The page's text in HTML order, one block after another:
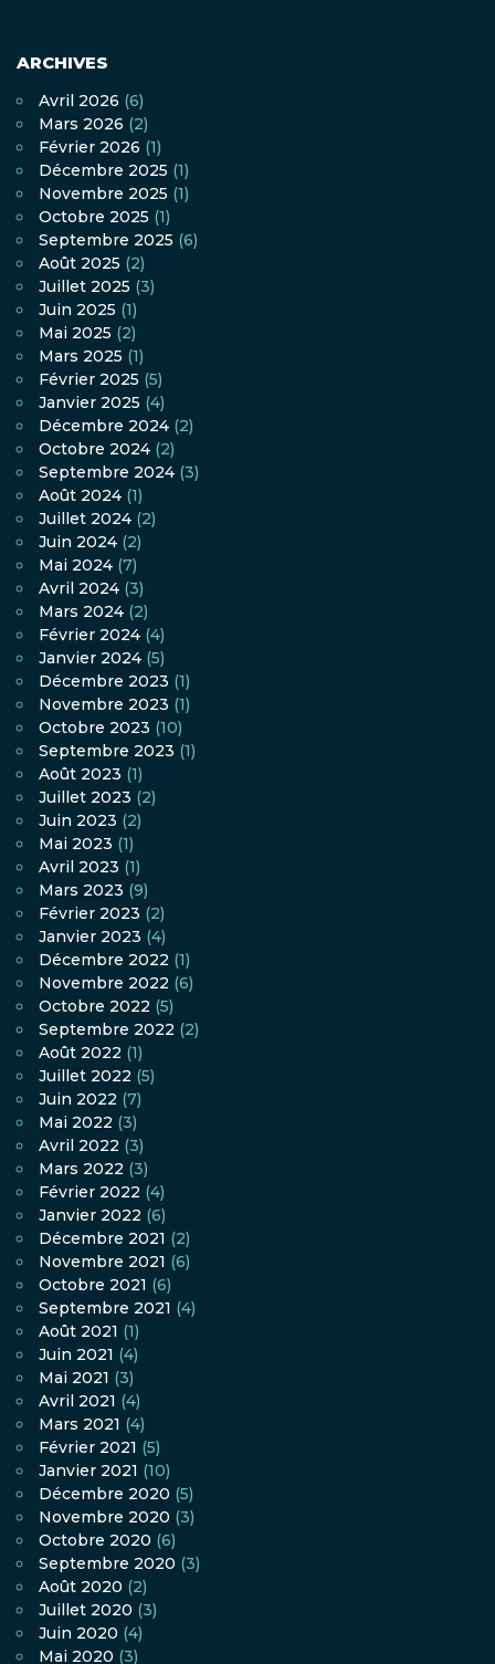
ARCHIVES
Avril 2026 (6)
Mars 2026 (2)
Février 2026 (1)
Décembre 2025 (1)
Novembre 2025 (1)
Octobre 2025 (1)
Septembre 2025 (6)
Août 2025 (2)
Juillet 2025 (3)
Juin 2025 (1)
Mai 2025 (2)
Mars 2025 (1)
Février 2025 (5)
Janvier 2025 (4)
Décembre 2024 (2)
Octobre 2024 (2)
Septembre 2024 (3)
Août 2024 (1)
Juillet 2024 (2)
Juin 2024 (2)
Mai 2024 (7)
Avril 2024 (3)
Mars 2024 (2)
Février 2024 (4)
Janvier 2024 (5)
Décembre 2023 (1)
Novembre 2023 (1)
Octobre 2023 (10)
Septembre 2023 (1)
Août 2023 (1)
Juillet 2023 (2)
Juin 2023 (2)
Mai 2023 (1)
Avril 2023 (1)
Mars 2023 (9)
Février 2023 (2)
Janvier 2023 (4)
Décembre 2022 (1)
Novembre 2022 (6)
Octobre 2022 (5)
Septembre 2022 (2)
Août 2022 (1)
Juillet 2022 (5)
Juin 2022 (7)
Mai 2022 (3)
Avril 2022 (3)
Mars 2022 (3)
Février 2022 (4)
Janvier 2022 (6)
Décembre 2021 (2)
Novembre 2021 (6)
Octobre 2021 (6)
Septembre 2021 (4)
Août 2021 (1)
Juin 2021 (4)
Mai 2021 (3)
Avril 2021 (4)
Mars 2021 (4)
Février 2021 (5)
Janvier 2021 (10)
Décembre 2020 (5)
Novembre 2020 (3)
Octobre 2020 (6)
Septembre 2020 (3)
Août 2020 (2)
Juillet 2020 (3)
Juin 2020 (4)
Mai 2020 (3)